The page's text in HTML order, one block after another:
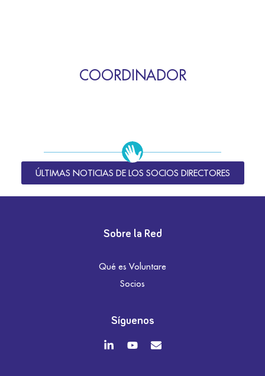
COORDINADOR
ÚLTIMAS NOTICIAS DE LOS SOCIOS DIRECTORES
Sobre la Red
Qué es Voluntare
Socios
Síguenos